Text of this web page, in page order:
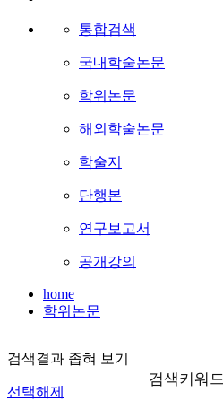
통합검색
국내학술논문
학위논문
해외학술논문
학술지
단행본
연구보고서
공개강의
home
학위논문
검색결과 좁혀 보기
선택해제
검색키워드